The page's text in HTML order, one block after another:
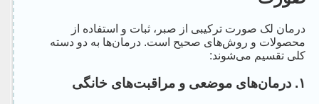
درمان لک صورت ترکیبی از صبر، ثبات و استفاده از
محصولات و روش‌های صحیح است. درمان‌ها به دو دسته
کلی تقسیم می‌شوند:
۱. درمان‌های موضعی و مراقبت‌های خانگی